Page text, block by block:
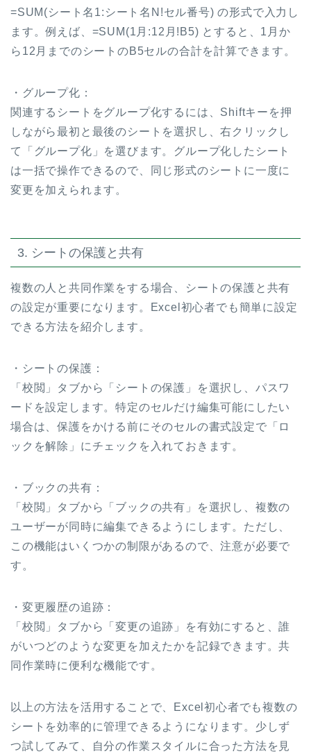
=SUM(シート名1:シート名N!セル番号) の形式で入力し
ます。例えば、=SUM(1月:12月!B5) とすると、1月か
ら12月までのシートのB5セルの合計を計算できます。
・グループ化：
関連するシートをグループ化するには、Shiftキーを押
しながら最初と最後のシートを選択し、右クリックし
て「グループ化」を選びます。グループ化したシート
は一括で操作できるので、同じ形式のシートに一度に
変更を加えられます。
3. シートの保護と共有
複数の人と共同作業をする場合、シートの保護と共有
の設定が重要になります。Excel初心者でも簡単に設定
できる方法を紹介します。
・シートの保護：
「校閲」タブから「シートの保護」を選択し、パスワ
ードを設定します。特定のセルだけ編集可能にしたい
場合は、保護をかける前にそのセルの書式設定で「ロ
ックを解除」にチェックを入れておきます。
・ブックの共有：
「校閲」タブから「ブックの共有」を選択し、複数の
ユーザーが同時に編集できるようにします。ただし、
この機能はいくつかの制限があるので、注意が必要で
す。
・変更履歴の追跡：
「校閲」タブから「変更の追跡」を有効にすると、誰
がいつどのような変更を加えたかを記録できます。共
同作業時に便利な機能です。
以上の方法を活用することで、Excel初心者でも複数の
シートを効率的に管理できるようになります。少しず
つ試してみて、自分の作業スタイルに合った方法を見